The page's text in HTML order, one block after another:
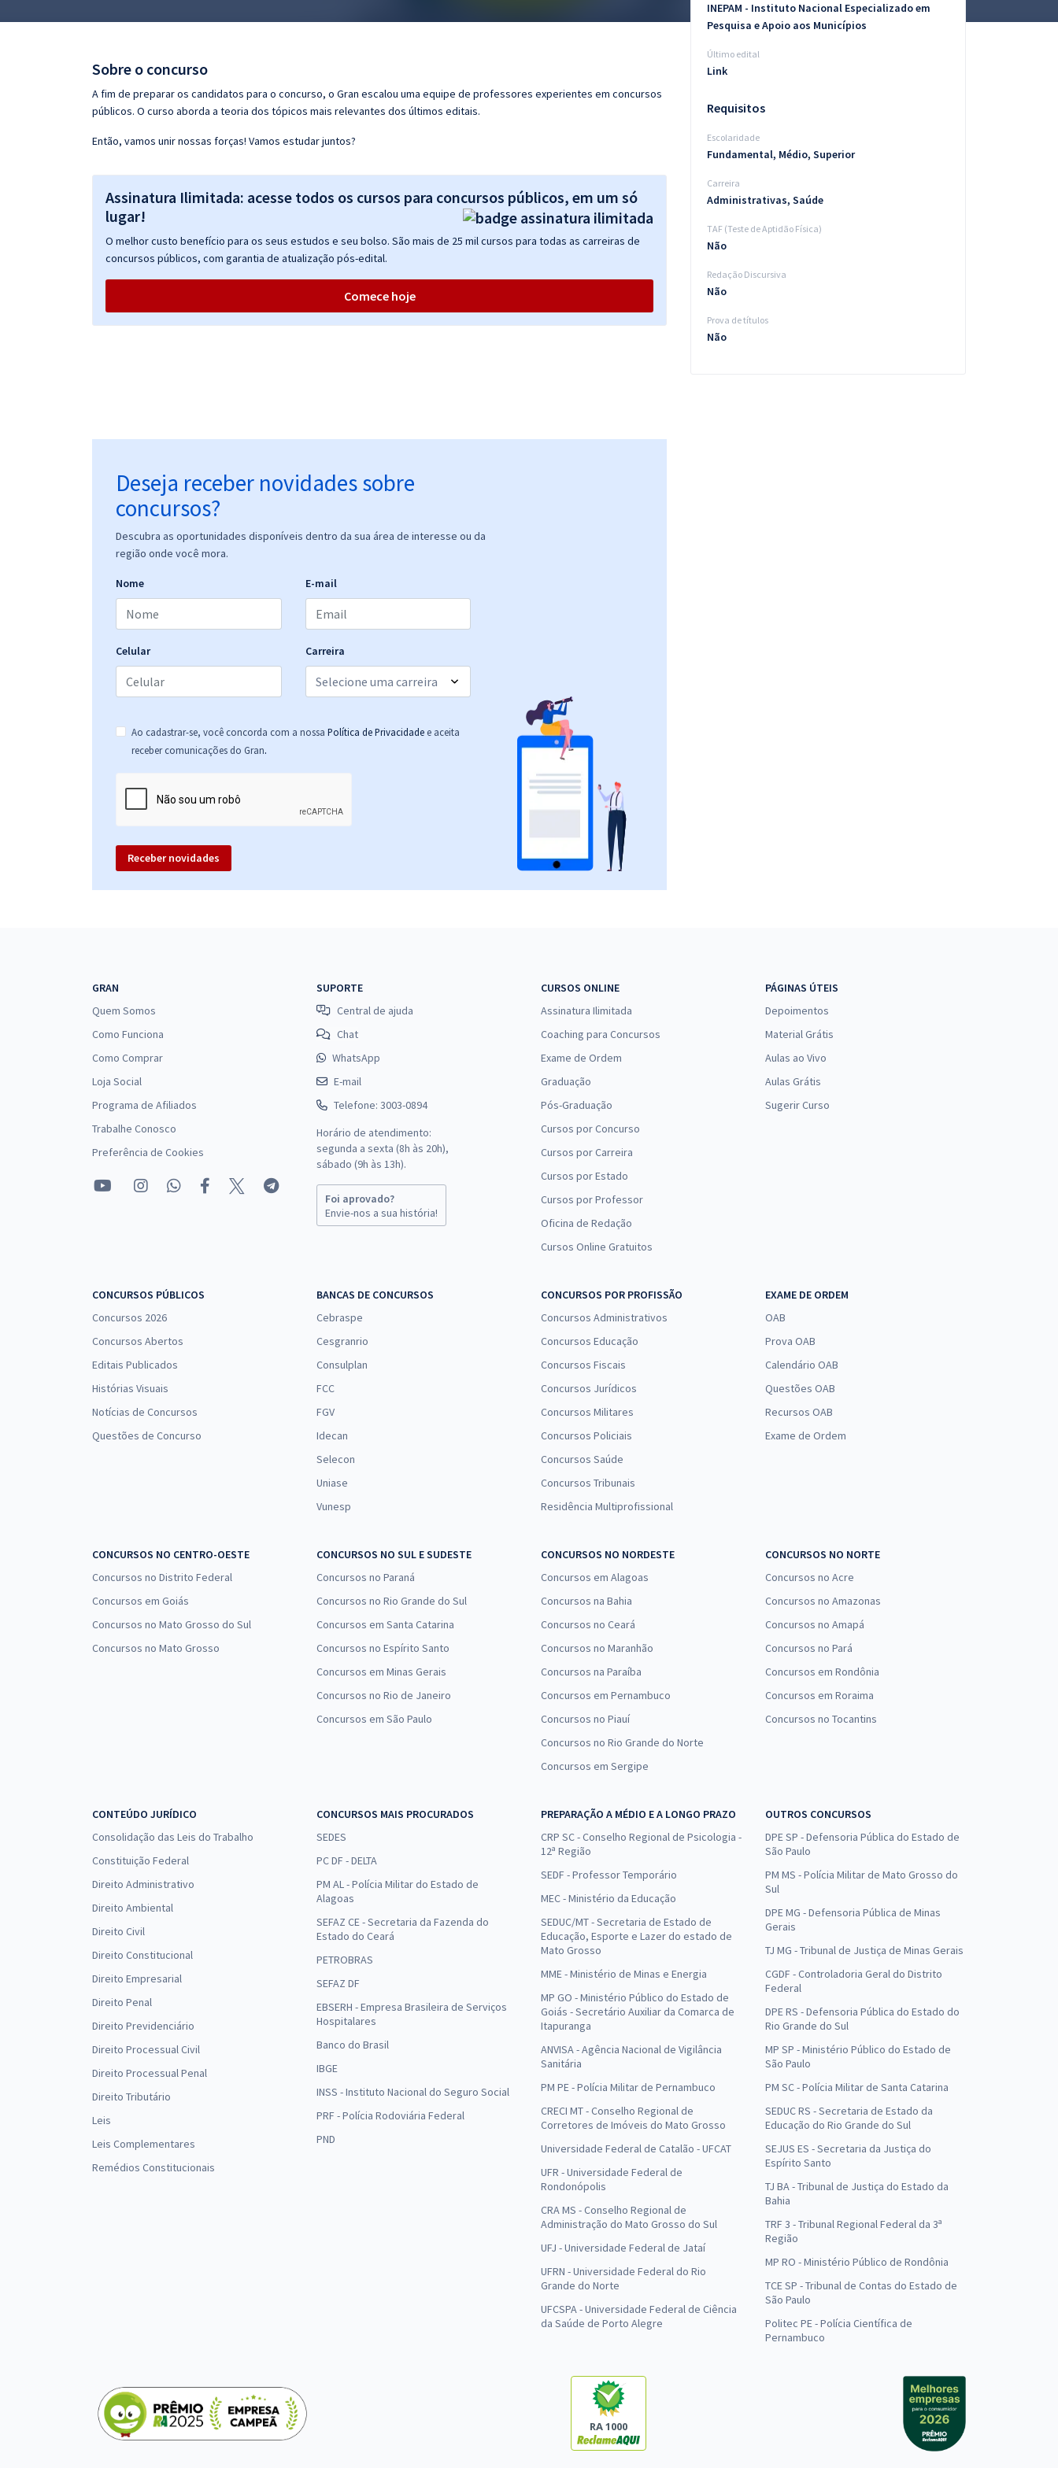
Conteúdo gratuito
Sobre o concurso
A fim de preparar os candidatos para o concurso, o Gran escalou uma equipe de professores experientes em concursos
públicos. O curso aborda a teoria dos tópicos mais relevantes dos últimos editais.
Então, vamos unir nossas forças! Vamos estudar juntos?
Assinatura Ilimitada: acesse todos os cursos para concursos públicos, em um só
lugar!
O melhor custo benefício para os seus estudos e seu bolso. São mais de 25 mil cursos para todas as carreiras de
concursos públicos, com garantia de atualização pós-edital.
Comece hoje
Deseja receber novidades sobre
concursos?
Descubra as oportunidades disponíveis dentro da sua área de interesse ou da
região onde você mora.
Nome E-mail
Celular Carreira
Ao cadastrar-se, você concorda com a nossa Política de Privacidade e aceita
receber comunicações do Gran.
Receber novidades
INEPAM - Instituto Nacional Especializado em
Pesquisa e Apoio aos Municípios
Último edital
Link
Requisitos
Escolaridade
Fundamental, Médio, Superior
Carreira
Administrativas, Saúde
TAF (Teste de Aptidão Física)
Não
Redação Discursiva
Não
Prova de títulos
Não
GRAN
Quem Somos
Como Funciona
Como Comprar
Loja Social
Programa de Afiliados
Trabalhe Conosco
Preferência de Cookies
SUPORTE
Central de ajuda
Chat
WhatsApp
E-mail
Telefone: 3003-0894
Horário de atendimento:
segunda a sexta (8h às 20h),
sábado (9h às 13h).
Foi aprovado?
Envie-nos a sua história!
CURSOS ONLINE
Assinatura Ilimitada
Coaching para Concursos
Exame de Ordem
Graduação
Pós-Graduação
Cursos por Concurso
Cursos por Carreira
Cursos por Estado
Cursos por Professor
Oficina de Redação
Cursos Online Gratuitos
PÁGINAS ÚTEIS
Depoimentos
Material Grátis
Aulas ao Vivo
Aulas Grátis
Sugerir Curso
CONCURSOS PÚBLICOS
Concursos 2026
Concursos Abertos
Editais Publicados
Histórias Visuais
Notícias de Concursos
Questões de Concurso
BANCAS DE CONCURSOS
Cebraspe
Cesgranrio
Consulplan
FCC
FGV
Idecan
Selecon
Uniase
Vunesp
CONCURSOS POR PROFISSÃO
Concursos Administrativos
Concursos Educação
Concursos Fiscais
Concursos Jurídicos
Concursos Militares
Concursos Policiais
Concursos Saúde
Concursos Tribunais
Residência Multiprofissional
EXAME DE ORDEM
OAB
Prova OAB
Calendário OAB
Questões OAB
Recursos OAB
Exame de Ordem
CONCURSOS NO CENTRO-OESTE
Concursos no Distrito Federal
Concursos em Goiás
Concursos no Mato Grosso do Sul
Concursos no Mato Grosso
CONCURSOS NO SUL E SUDESTE
Concursos no Paraná
Concursos no Rio Grande do Sul
Concursos em Santa Catarina
Concursos no Espírito Santo
Concursos em Minas Gerais
Concursos no Rio de Janeiro
Concursos em São Paulo
CONCURSOS NO NORDESTE
Concursos em Alagoas
Concursos na Bahia
Concursos no Ceará
Concursos no Maranhão
Concursos na Paraíba
Concursos em Pernambuco
Concursos no Piauí
Concursos no Rio Grande do Norte
Concursos em Sergipe
CONCURSOS NO NORTE
Concursos no Acre
Concursos no Amazonas
Concursos no Amapá
Concursos no Pará
Concursos em Rondônia
Concursos em Roraima
Concursos no Tocantins
CONTEÚDO JURÍDICO
Consolidação das Leis do Trabalho
Constituição Federal
Direito Administrativo
Direito Ambiental
Direito Civil
Direito Constitucional
Direito Empresarial
Direito Penal
Direito Previdenciário
Direito Processual Civil
Direito Processual Penal
Direito Tributário
Leis
Leis Complementares
Remédios Constitucionais
CONCURSOS MAIS PROCURADOS
SEDES
PC DF - DELTA
PM AL - Polícia Militar do Estado de
Alagoas
SEFAZ CE - Secretaria da Fazenda do
Estado do Ceará
PETROBRAS
SEFAZ DF
EBSERH - Empresa Brasileira de Serviços
Hospitalares
Banco do Brasil
IBGE
INSS - Instituto Nacional do Seguro Social
PRF - Polícia Rodoviária Federal
PND
PREPARAÇÃO A MÉDIO E A LONGO PRAZO
CRP SC - Conselho Regional de Psicologia -
12ª Região
SEDF - Professor Temporário
MEC - Ministério da Educação
SEDUC/MT - Secretaria de Estado de
Educação, Esporte e Lazer do estado de
Mato Grosso
MME - Ministério de Minas e Energia
MP GO - Ministério Público do Estado de
Goiás - Secretário Auxiliar da Comarca de
Itapuranga
ANVISA - Agência Nacional de Vigilância
Sanitária
PM PE - Polícia Militar de Pernambuco
CRECI MT - Conselho Regional de
Corretores de Imóveis do Mato Grosso
Universidade Federal de Catalão - UFCAT
UFR - Universidade Federal de
Rondonópolis
CRA MS - Conselho Regional de
Administração do Mato Grosso do Sul
UFJ - Universidade Federal de Jataí
UFRN - Universidade Federal do Rio
Grande do Norte
UFCSPA - Universidade Federal de Ciência
da Saúde de Porto Alegre
OUTROS CONCURSOS
DPE SP - Defensoria Pública do Estado de
São Paulo
PM MS - Polícia Militar de Mato Grosso do
Sul
DPE MG - Defensoria Pública de Minas
Gerais
TJ MG - Tribunal de Justiça de Minas Gerais
CGDF - Controladoria Geral do Distrito
Federal
DPE RS - Defensoria Pública do Estado do
Rio Grande do Sul
MP SP - Ministério Público do Estado de
São Paulo
PM SC - Polícia Militar de Santa Catarina
SEDUC RS - Secretaria de Estado da
Educação do Rio Grande do Sul
SEJUS ES - Secretaria da Justiça do
Espírito Santo
TJ BA - Tribunal de Justiça do Estado da
Bahia
TRF 3 - Tribunal Regional Federal da 3ª
Região
MP RO - Ministério Público de Rondônia
TCE SP - Tribunal de Contas do Estado de
São Paulo
Politec PE - Polícia Científica de
Pernambuco
RA 1000